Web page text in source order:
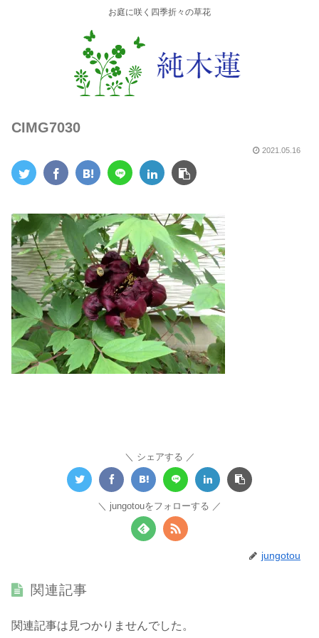
お庭に咲く四季折々の草花
CIMG7030
2021.05.16
シェアする
jungotouをフォローする
jungotou
関連記事
関連記事は見つかりませんでした。